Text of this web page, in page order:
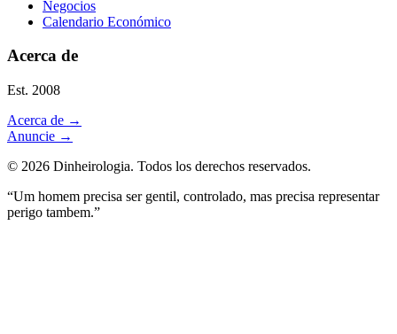
Negocios
Calendario Económico
Acerca de
Est. 2008
Acerca de →
Anuncie →
© 2026 Dinheirologia. Todos los derechos reservados.
“Um homem precisa ser gentil, controlado, mas precisa representar
perigo tambem.”